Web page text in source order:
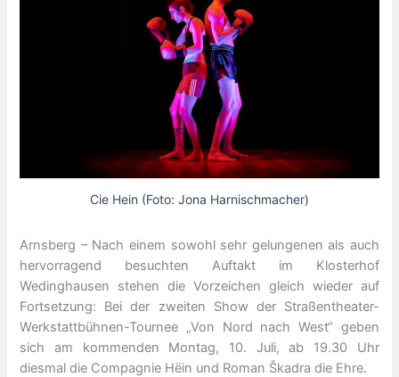
Cie Hein (Foto: Jona Harnischmacher)
Arnsberg – Nach einem sowohl sehr gelungenen als auch
hervorragend besuchten Auftakt im Klosterhof
Wedinghausen stehen die Vorzeichen gleich wieder auf
Fortsetzung: Bei der zweiten Show der Straßentheater-
Werkstattbühnen-Tournee „Von Nord nach West“ geben
sich am kommenden Montag, 10. Juli, ab 19.30 Uhr
diesmal die Compagnie Hëin und Roman Škadra die Ehre.